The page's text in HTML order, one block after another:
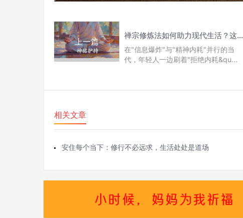
上一篇
禅宗修炼法如何助力现代生活？这三点你必须知道
在"信息爆炸"与"精神内耗"并行的当
代，年轻人一边刷着"拒绝内耗&qu...
相关文章
安住每个当下：修行不必远求，生活处处是道场